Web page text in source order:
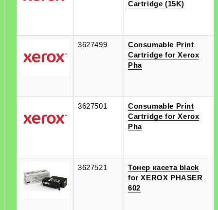
Cartridge (15K)
3627499
Consumable Print
Cartridge for Xerox
Pha
3627501
Consumable Print
Cartridge for Xerox
Pha
3627521
Тонер касета black
for XEROX PHASER
602